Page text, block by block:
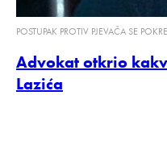
POSTUPAK PROTIV PJEVAČA SE
Advokat otkrio
Lazića